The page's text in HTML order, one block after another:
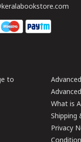
to
What is
Shipping
Privacy